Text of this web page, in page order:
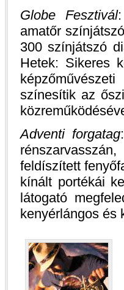
Globe Fesztivál
amatőr
300 színjátszó
Hetek: Sikeres
színesítik az
Adventi forgatag
feldíszített
kínált portékái
látogató
kenyérlángos és